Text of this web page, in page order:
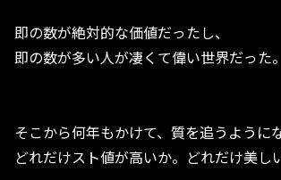
即の数が絶対的な価値だったし、
即の数が多い人が凄くて偉い世界だった。
そこから何年もかけて、質を追うように
どれだけスト値が高いか。どれだけ美し